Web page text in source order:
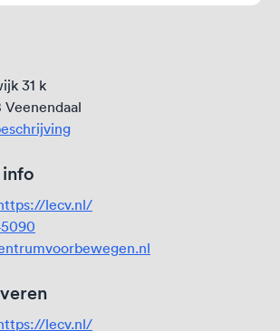
31 k
Veenendaal
lecv.nl/
lecv.nl/